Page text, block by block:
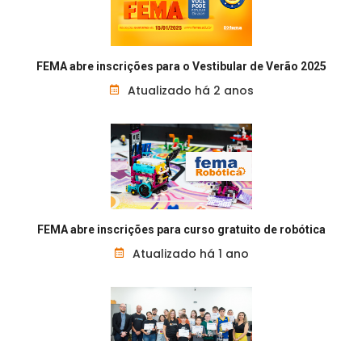
FEMA abre inscrições para o Vestibular de Verão 2025
Atualizado há 2 anos
FEMA abre inscrições para curso gratuito de robótica
Atualizado há 1 ano